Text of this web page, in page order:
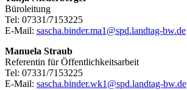
Büroleitung
Tel: 07331/7153225
E-Mail: sascha.binder.ma1@spd.landtag-bw.de
Manuela Straub
Referentin für Öffentlichkeitsarbeit
Tel: 07331/7153225
E-Mail: sascha.binder.wk1@spd.landtag-bw.de